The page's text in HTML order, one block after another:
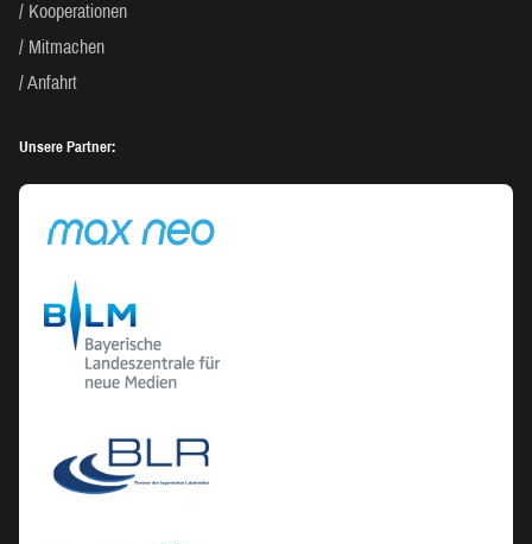
Kooperationen
Mitmachen
Anfahrt
Unsere Partner: